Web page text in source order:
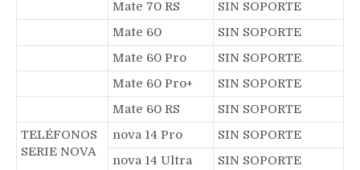
Mate 70 RS
SIN SOPORTE
Mate 60
SIN SOPORTE
Mate 60 Pro
SIN SOPORTE
Mate 60 Pro+
SIN SOPORTE
Mate 60 RS
SIN SOPORTE
TELÉFONOS
SERIE NOVA
nova 14 Pro
SIN SOPORTE
nova 14 Ultra
SIN SOPORTE